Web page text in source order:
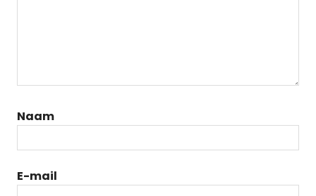
Naam
E-mail